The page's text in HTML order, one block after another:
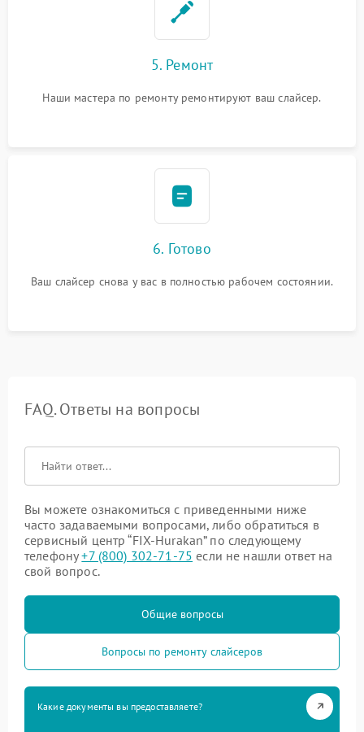
5. Ремонт
Наши мастера по ремонту ремонтируют ваш слайсер.
6. Готово
Ваш слайсер снова у вас в полностью рабочем состоянии.
FAQ. Ответы на вопросы
Вы можете ознакомиться с приведенными ниже
часто задаваемыми вопросами, либо обратиться в
сервисный центр “FIX-Hurakan” по следующему
телефону+7 (800) 302-71-75 если не нашли ответ на
свой вопрос.
Общие вопросы
Вопросы по ремонту слайсеров
Какие документы вы предоставляете?